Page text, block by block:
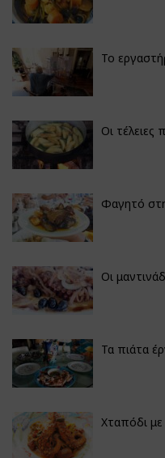
Το
Οι τέλειες
Φαγητό
Οι
Τα πιάτα
Χταπόδι